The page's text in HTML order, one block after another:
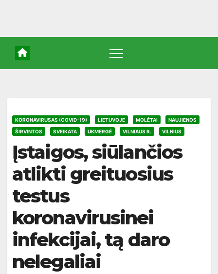
KORONAVIRUSAS (COVID-19) LIETUVOJE MOLĖTAI
NAUJIENOS
ŠIRVINTOS
SVEIKATA UKMERGĖ VILNIAUS R. VILNIUS
Įstaigos, siūlančios
atlikti greituosius
testus
koronavirusinei
infekcijai, tą daro
nelegaliai